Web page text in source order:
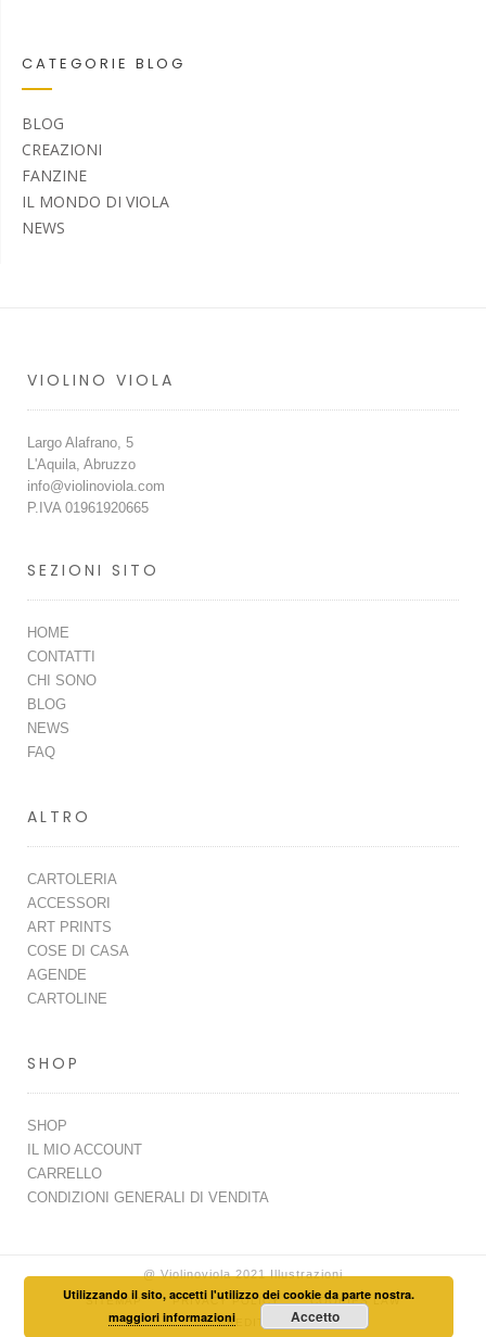
CATEGORIE BLOG
BLOG
CREAZIONI
FANZINE
IL MONDO DI VIOLA
NEWS
VIOLINO VIOLA
Largo Alafrano, 5
L'Aquila, Abruzzo
info@violinoviola.com
P.IVA 01961920665
SEZIONI SITO
HOME
CONTATTI
CHI SONO
BLOG
NEWS
FAQ
ALTRO
CARTOLERIA
ACCESSORI
ART PRINTS
COSE DI CASA
AGENDE
CARTOLINE
SHOP
SHOP
IL MIO ACCOUNT
CARRELLO
CONDIZIONI GENERALI DI VENDITA
@ Violinoviola 2021 Illustrazioni
SITEMAP PRIVACY POLICY
COOKIES LAW
CREDITI
Utilizzando il sito, accetti l'utilizzo dei cookie da parte nostra.
maggiori informazioni
Accetto